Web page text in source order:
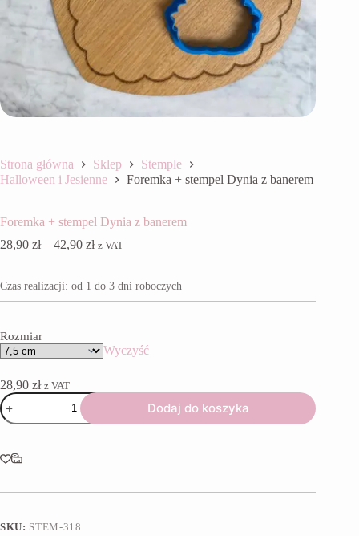
Strona główna Sklep
Stemple
Halloween i Jesienne
Foremka + stempel Dynia z banerem
Foremka + stempel Dynia z banerem
28,90 zł – 42,90 złZakres
28,90 zł
do
z VAT
Czas realizacji: od 1 do 3 dni roboczych
Rozmiar
Wyczyść
28,90 zł z VAT
ilość
Foremka
Dynia
z
Dodaj do koszyka
SKU: STEM-318